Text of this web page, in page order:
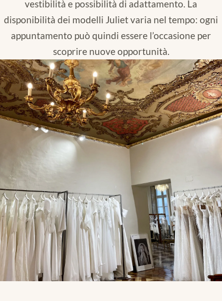
vestibilità e possibilità di adattamento. La
disponibilità dei modelli Juliet varia nel tempo: ogni
appuntamento può quindi essere l’occasione per
scoprire nuove opportunità.